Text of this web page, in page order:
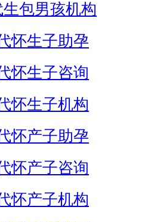
包男孩机构
怀生子助孕
怀生子咨询
怀生子机构
怀产子助孕
怀产子咨询
怀产子机构